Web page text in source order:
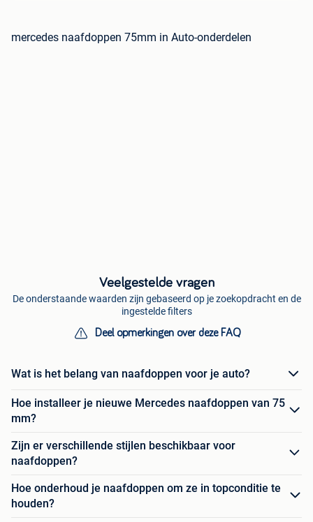
mercedes naafdoppen 75mm in Auto-onderdelen
Veelgestelde vragen
De onderstaande waarden zijn gebaseerd op je zoekopdracht en de
ingestelde filters
Deel opmerkingen over deze FAQ
Wat is het belang van naafdoppen voor je auto?
Hoe installeer je nieuwe Mercedes naafdoppen van 75
mm?
Zijn er verschillende stijlen beschikbaar voor
naafdoppen?
Hoe onderhoud je naafdoppen om ze in topconditie te
houden?